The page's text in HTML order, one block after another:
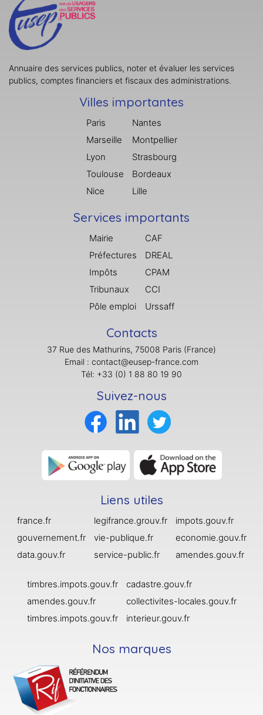
Annuaire des services publics, noter et évaluer les services
publics, comptes financiers et fiscaux des administrations.
Villes importantes
Paris
Marseille
Lyon
Toulouse
Nice
Nantes
Montpellier
Strasbourg
Bordeaux
Lille
Services importants
Mairie
Préfectures
Impôts
Tribunaux
Pôle emploi
CAF
DREAL
CPAM
CCI
Urssaff
Contacts
37 Rue des Mathurins, 75008 Paris (France)
Email : contact@eusep-france.com
Tél: +33 (0) 1 88 80 19 90
Suivez-nous
Liens utiles
france.fr
gouvernement.fr
data.gouv.fr
legifrance.grouv.fr
vie-publique.fr
service-public.fr
impots.gouv.fr
economie.gouv.fr
amendes.gouv.fr
timbres.impots.gouv.fr
amendes.gouv.fr
timbres.impots.gouv.fr
cadastre.gouv.fr
collectivites-locales.gouv.fr
interieur.gouv.fr
Nos marques